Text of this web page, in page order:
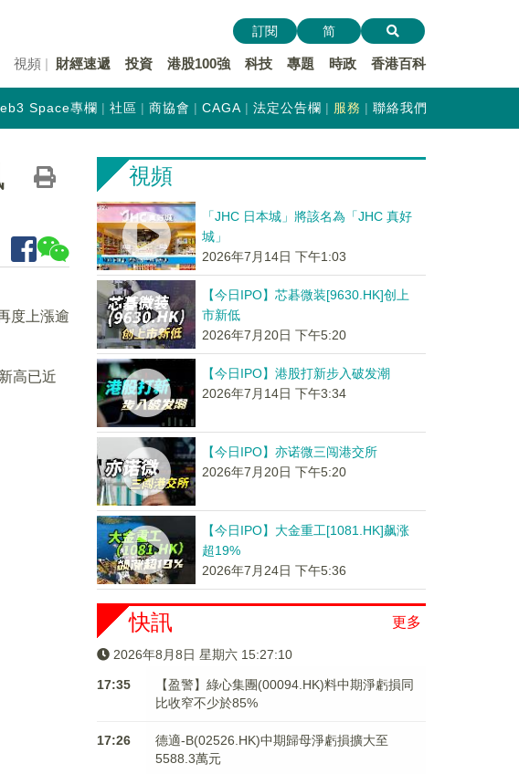
視頻 財經速遞 投資 港股100強 科技 專題 時政 香港百科
訂閱 简
Space專欄 社區 商協會 CAGA 法定公告欄 服務 聯絡我們
度上漲逾
高已近
視頻
「JHC 日本城」將該名為「JHC 真好
城」
2026年7月14日 下午1:03
【今日IPO】芯碁微装[9630.HK]创上
市新低
2026年7月20日 下午5:20
【今日IPO】港股打新步入破发潮
2026年7月14日 下午3:34
【今日IPO】亦诺微三闯港交所
2026年7月20日 下午5:20
【今日IPO】大金重工[1081.HK]飙涨
超19%
2026年7月24日 下午5:36
更多
快訊
2026年8月8日 星期六 15:27:11
17:35
【盈警】綠心集團(00094.HK)料中期淨虧損同
比收窄不少於85%
17:26
德適-B(02526.HK)中期歸母淨虧損擴大至
5588.3萬元